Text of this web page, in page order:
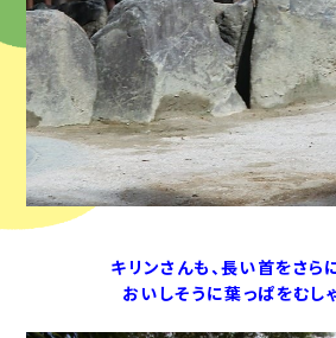
キリンさんも、長い首をさら
おいしそうに葉っぱをむし